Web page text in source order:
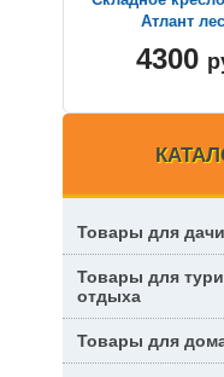
Атлант
4300
Товары для
Товары для
отдыха
Товары для